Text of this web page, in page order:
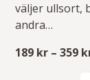
väljer ullsort,
andra…
189 kr – 359